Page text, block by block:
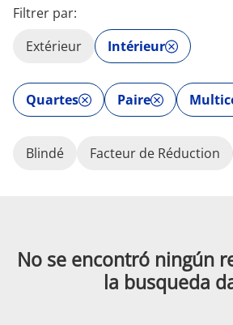
Filtrer par:
Extérieur
Intérieur
Quartes Paire
Blindé Facteur de Réduction
No se encontró ningún
la busqueda